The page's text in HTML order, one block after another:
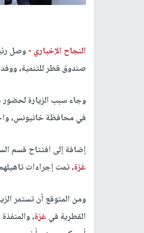
النجاح الإخباري -وصل
صندوق قطر للتنمية،
وجاء سبب الزيارة
في محافظة خانيونس،
إضافة إلى افتتاح قسم
غزة، تمت إجراءات
ومن المتوقع أن تستمر
القطرية في غزة